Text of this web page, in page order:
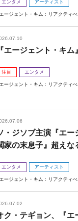
エンタメ アーティスト
ージェント・キム：リアクティ
『エージェント・キ
注目 エンタメ
ージェント・キム：リアクティ
・ジソブ主演『エ
家の末息子』超えな
エンタメ アーティスト
ージェント・キム：リアクティ
ク・テギョン、『